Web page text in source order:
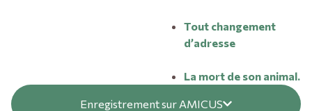
Tout changement
d’adresse
La mort de son animal.
Enregistrement sur AMICUS